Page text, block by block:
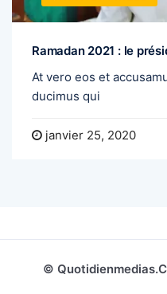
Ramadan 2021 : le
At vero eos et
ducimus qui
janvier 25, 2020
©